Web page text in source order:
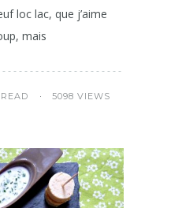
loc lac, que j’aime
mais
5098 VIEWS